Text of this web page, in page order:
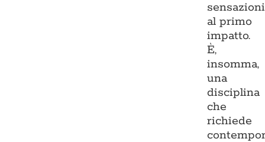
sensazioni
al primo
impatto.
È,
insomma,
una
disciplina
che
richiede